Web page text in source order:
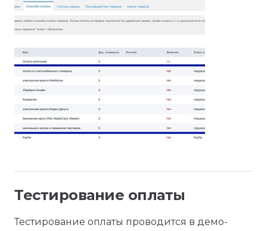
Тестирование оплаты
Тестирование оплаты проводится в демо-